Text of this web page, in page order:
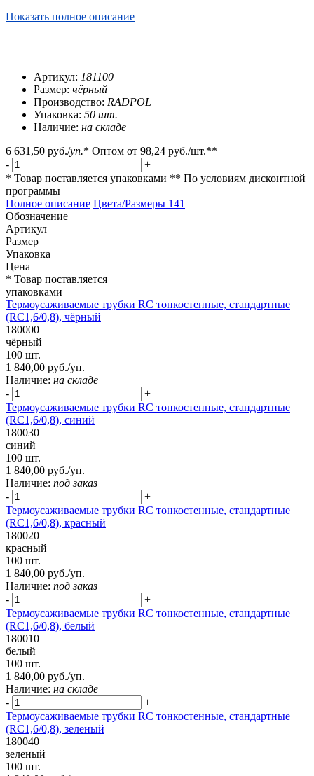
Показать полное описание
Артикул: 181100
Размер: чёрный
Производство: RADPOL
Упаковка: 50 шт.
Наличие: на складе
6 631,50 руб./уп.* Оптом от 98,24 руб./шт.**
-
+
* Товар поставляется упаковками ** По условиям дисконтной
программы
Полное описание Цвета/Размеры 141
Обозначение
Артикул
Размер
Упаковка
Цена
* Товар поставляется
упаковками
Термоусаживаемые трубки RC тонкостенные, стандартные
(RC1,6/0,8), чёрный
180000
чёрный
100 шт.
1 840,00 руб./уп.
Наличие: на складе
-
+
Термоусаживаемые трубки RC тонкостенные, стандартные
(RC1,6/0,8), синий
180030
синий
100 шт.
1 840,00 руб./уп.
Наличие: под заказ
-
+
Термоусаживаемые трубки RC тонкостенные, стандартные
(RC1,6/0,8), красный
180020
красный
100 шт.
1 840,00 руб./уп.
Наличие: под заказ
-
+
Термоусаживаемые трубки RC тонкостенные, стандартные
(RC1,6/0,8), белый
180010
белый
100 шт.
1 840,00 руб./уп.
Наличие: на складе
-
+
Термоусаживаемые трубки RC тонкостенные, стандартные
(RC1,6/0,8), зеленый
180040
зеленый
100 шт.